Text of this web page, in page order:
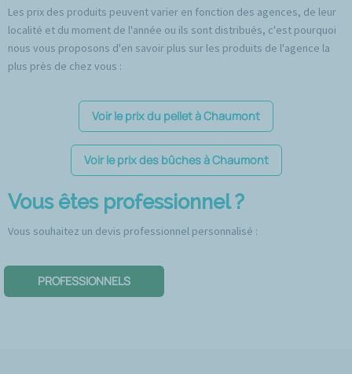
Les prix des produits peuvent varier en fonction des agences, de leur
localité et du moment de l'année ou ils sont distribués, c'est pourquoi
nous vous proposons d'en savoir plus sur les produits de l'agence la
plus près de chez vous :
Voir le prix du pellet à Chaumont
Voir le prix des bûches à Chaumont
Vous êtes professionnel ?
Vous souhaitez un devis professionnel personnalisé :
PROFESSIONNELS